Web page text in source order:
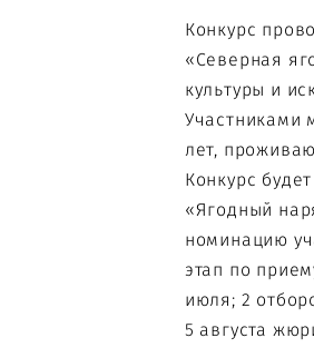
Конкурс
«Северная
культуры и
Участниками
лет,
Конкурс
«Ягодный
номинацию
этап по
июля; 2
5 августа